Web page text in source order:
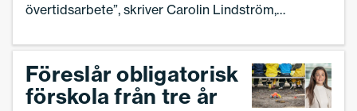
övertidsarbete”, skriver Carolin Lindström,
Föreslår obligatorisk
förskola från tre år